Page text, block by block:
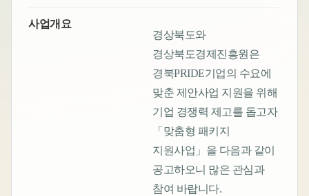
사업개요
경상북도와
경상북도경제진흥원은
경북PRIDE기업의 수요에
맞춘 제안사업 지원을 위해
기업 경쟁력 제고를 돕고자
「맞춤형 패키지
지원사업」을 다음과 같이
공고하오니 많은 관심과
참여 바랍니다.